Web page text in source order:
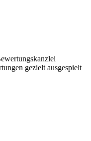
gezielt ausgespielt